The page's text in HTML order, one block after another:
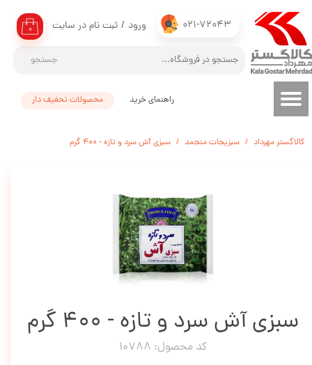
021-72043
جستجو
۰ ورود / ثبت نام در سایت
حساب کاربری من
تغییر گذر واژه
سفارشات
محصولات تحفیف دار راهنمای خرید
کالاگستر مهرداد سبزیجات منجمد سبزی آش سرد و تازه - 400 گرم
سبزی آش سرد و تازه - 400 گرم
کد محصول: 10788